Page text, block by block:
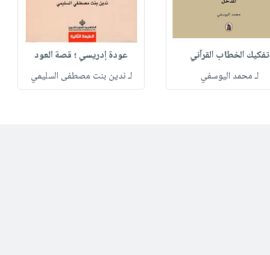
تفكيك الخطاب القرآني
لـ محمد اليوسفي
عودة إدريسي ؛ قصة العود
لـ ندين بنت مصطفى السليمي